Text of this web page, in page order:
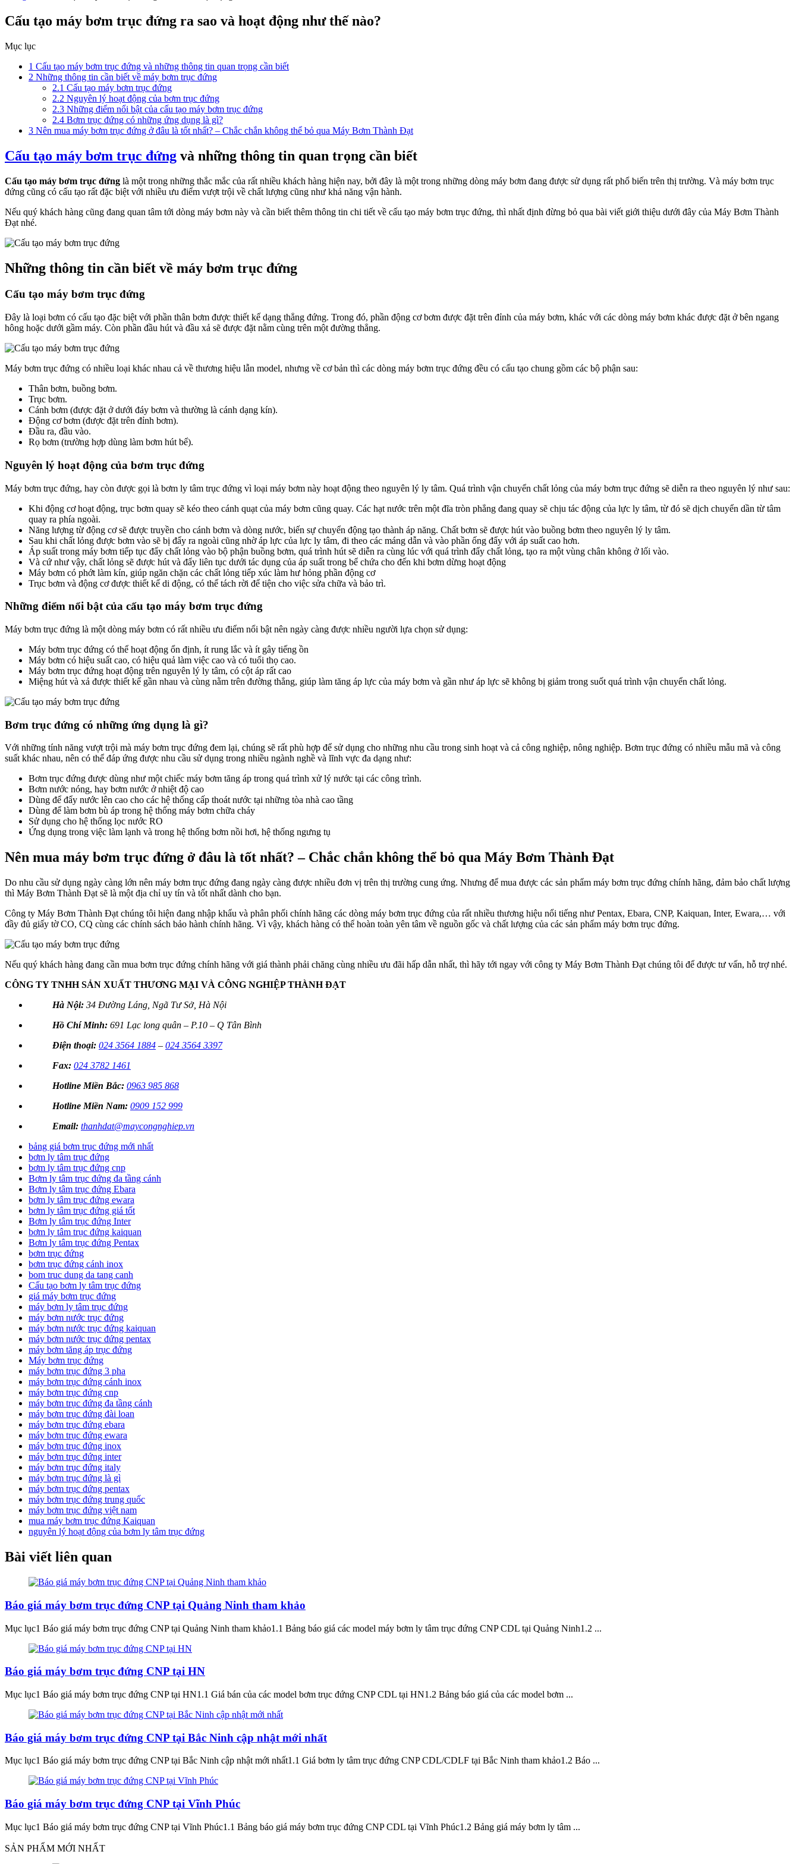
Cấu tạo máy bơm trục đứng ra sao và hoạt động như thế nào?
Mục lục
1 Cấu tạo máy bơm trục đứng và những thông tin quan trọng cần biết
2 Những thông tin cần biết về máy bơm trục đứng
2.1 Cấu tạo máy bơm trục đứng
2.2 Nguyên lý hoạt động của bơm trục đứng
2.3 Những điểm nổi bật của cấu tạo máy bơm trục đứng
2.4 Bơm trục đứng có những ứng dụng là gì?
3 Nên mua máy bơm trục đứng ở đâu là tốt nhất? – Chắc chắn không thể bỏ qua Máy Bơm Thành Đạt
Cấu tạo máy bơm trục đứng và những thông tin quan trọng cần biết
Cấu tạo máy bơm trục đứng là một trong những thắc mắc của rất nhiều khách hàng hiện nay, bởi đây là một trong những dòng máy bơm đang được sử dụng rất phổ biến trên thị trường. Và máy bơm trục
đứng cũng có cấu tạo rất đặc biệt với nhiều ưu điểm vượt trội về chất lượng cũng như khả năng vận hành.
Nếu quý khách hàng cũng đang quan tâm tới dòng máy bơm này và cần biết thêm thông tin chi tiết về cấu tạo máy bơm trục đứng, thì nhất định đừng bỏ qua bài viết giới thiệu dưới đây của Máy Bơm Thành
Đạt nhé.
Những thông tin cần biết về máy bơm trục đứng
Cấu tạo máy bơm trục đứng
Đây là loại bơm có cấu tạo đặc biệt với phần thân bơm được thiết kế dạng thẳng đứng. Trong đó, phần động cơ bơm được đặt trên đỉnh của máy bơm, khác với các dòng máy bơm khác được đặt ở bên ngang
hông hoặc dưới gầm máy. Còn phần đầu hút và đầu xả sẽ được đặt nằm cùng trên một đường thẳng.
Máy bơm trục đứng có nhiều loại khác nhau cả về thương hiệu lẫn model, nhưng về cơ bản thì các dòng máy bơm trục đứng đều có cấu tạo chung gồm các bộ phận sau:
Thân bơm, buồng bơm.
Trục bơm.
Cánh bơm (được đặt ở dưới đáy bơm và thường là cánh dạng kín).
Động cơ bơm (được đặt trên đỉnh bơm).
Đầu ra, đầu vào.
Rọ bơm (trường hợp dùng làm bơm hút bể).
Nguyên lý hoạt động của bơm trục đứng
Máy bơm trục đứng, hay còn được gọi là bơm ly tâm trục đứng vì loại máy bơm này hoạt động theo nguyên lý ly tâm. Quá trình vận chuyển chất lỏng của máy bơm trục đứng sẽ diễn ra theo nguyên lý như sau:
Khi động cơ hoạt động, trục bơm quay sẽ kéo theo cánh quạt của máy bơm cũng quay. Các hạt nước trên một đĩa tròn phẳng đang quay sẽ chịu tác động của lực ly tâm, từ đó sẽ dịch chuyển dần từ tâm
quay ra phía ngoài.
Năng lượng từ động cơ sẽ được truyền cho cánh bơm và dòng nước, biến sự chuyển động tạo thành áp năng. Chất bơm sẽ được hút vào buồng bơm theo nguyên lý ly tâm.
Sau khi chất lỏng được bơm vào sẽ bị đẩy ra ngoài cũng nhờ áp lực của lực ly tâm, đi theo các máng dẫn và vào phần ống đẩy với áp suất cao hơn.
Áp suất trong máy bơm tiếp tục đẩy chất lỏng vào bộ phận buồng bơm, quá trình hút sẽ diễn ra cùng lúc với quá trình đẩy chất lỏng, tạo ra một vùng chân không ở lối vào.
Và cứ như vậy, chất lỏng sẽ được hút và đẩy liên tục dưới tác dụng của áp suất trong bể chứa cho đến khi bơm dừng hoạt động
Máy bơm có phớt làm kín, giúp ngăn chặn các chất lỏng tiếp xúc làm hư hỏng phần động cơ
Trục bơm và động cơ được thiết kế di động, có thể tách rời để tiện cho việc sửa chữa và bảo trì.
Những điểm nổi bật của cấu tạo máy bơm trục đứng
Máy bơm trục đứng là một dòng máy bơm có rất nhiều ưu điểm nổi bật nên ngày càng được nhiều người lựa chọn sử dụng:
Máy bơm trục đứng có thể hoạt động ổn định, ít rung lắc và ít gây tiếng ồn
Máy bơm có hiệu suất cao, có hiệu quả làm việc cao và có tuổi thọ cao.
Máy bơm trục đứng hoạt động trên nguyên lý ly tâm, có cột áp rất cao
Miệng hút và xả được thiết kế gần nhau và cùng nằm trên đường thẳng, giúp làm tăng áp lực của máy bơm và gần như áp lực sẽ không bị giảm trong suốt quá trình vận chuyển chất lỏng.
Bơm trục đứng có những ứng dụng là gì?
Với những tính năng vượt trội mà máy bơm trục đứng đem lại, chúng sẽ rất phù hợp để sử dụng cho những nhu cầu trong sinh hoạt và cả công nghiệp, nông nghiệp. Bơm trục đứng có nhiều mẫu mã và công
suất khác nhau, nên có thể đáp ứng được nhu cầu sử dụng trong nhiều ngành nghề và lĩnh vực đa dạng như:
Bơm trục đứng được dùng như một chiếc máy bơm tăng áp trong quá trình xử lý nước tại các công trình.
Bơm nước nóng, hay bơm nước ở nhiệt độ cao
Dùng để đẩy nước lên cao cho các hệ thống cấp thoát nước tại những tòa nhà cao tầng
Dùng để làm bơm bù áp trong hệ thống máy bơm chữa cháy
Sử dụng cho hệ thống lọc nước RO
Ứng dụng trong việc làm lạnh và trong hệ thống bơm nồi hơi, hệ thống ngưng tụ
Nên mua máy bơm trục đứng ở đâu là tốt nhất? – Chắc chắn không thể bỏ qua Máy Bơm Thành Đạt
Do nhu cầu sử dụng ngày càng lớn nên máy bơm trục đứng đang ngày càng được nhiều đơn vị trên thị trường cung ứng. Nhưng để mua được các sản phẩm máy bơm trục đứng chính hãng, đảm bảo chất lượng
thì Máy Bơm Thành Đạt sẽ là một địa chỉ uy tín và tốt nhất dành cho bạn.
Công ty Máy Bơm Thành Đạt chúng tôi hiện đang nhập khẩu và phân phối chính hãng các dòng máy bơm trục đứng của rất nhiều thương hiệu nổi tiếng như Pentax, Ebara, CNP, Kaiquan, Inter, Ewara,… với
đầy đủ giấy tờ CO, CQ cùng các chính sách bảo hành chính hãng. Vì vậy, khách hàng có thể hoàn toàn yên tâm về nguồn gốc và chất lượng của các sản phẩm máy bơm trục đứng.
Nếu quý khách hàng đang cần mua bơm trục đứng chính hãng với giá thành phải chăng cùng nhiều ưu đãi hấp dẫn nhất, thì hãy tới ngay với công ty Máy Bơm Thành Đạt chúng tôi để được tư vấn, hỗ trợ nhé.
CÔNG TY TNHH SẢN XUẤT THƯƠNG MẠI VÀ CÔNG NGHIỆP THÀNH ĐẠT
Hà Nội: 34 Đường Láng, Ngã Tư Sở, Hà Nội
Hồ Chí Minh: 691 Lạc long quân – P.10 – Q Tân Bình
Điện thoại: 024 3564 1884 – 024 3564 3397
Fax: 024 3782 1461
Hotline Miền Bắc: 0963 985 868
Hotline Miền Nam: 0909 152 999
Email: thanhdat@maycongnghiep.vn
bảng giá bơm trục đứng mới nhất
bơm ly tâm trục đứng
bơm ly tâm trục đứng cnp
Bơm ly tâm trục đứng đa tầng cánh
Bơm ly tâm trục đứng Ebara
bơm ly tâm trục đứng ewara
bơm ly tâm trục đứng giá tốt
Bơm ly tâm trục đứng Inter
bơm ly tâm trục đứng kaiquan
Bơm ly tâm trục đứng Pentax
bơm trục đứng
bơm trục đứng cánh inox
bom truc dung da tang canh
Cấu tạo bơm ly tâm trục đứng
giá máy bơm trục đứng
máy bơm ly tâm trục đứng
máy bơm nước trục đứng
máy bơm nước trục đứng kaiquan
máy bơm nước trục đứng pentax
máy bơm tăng áp trục đứng
Máy bơm trục đứng
máy bơm trục đứng 3 pha
máy bơm trục đứng cánh inox
máy bơm trục đứng cnp
máy bơm trục đứng đa tầng cánh
máy bơm trục đứng đài loan
máy bơm trục đứng ebara
máy bơm trục đứng ewara
máy bơm trục đứng inox
máy bơm trục đứng inter
máy bơm trục đứng italy
máy bơm trục đứng là gì
máy bơm trục đứng pentax
máy bơm trục đứng trung quốc
máy bơm trục đứng việt nam
mua máy bơm trục đứng Kaiquan
nguyên lý hoạt động của bơm ly tâm trục đứng
Bài viết liên quan
Báo giá máy bơm trục đứng CNP tại Quảng Ninh tham khảo
Mục lục1 Báo giá máy bơm trục đứng CNP tại Quảng Ninh tham khảo1.1 Bảng báo giá các model máy bơm ly tâm trục đứng CNP CDL tại Quảng Ninh1.2 ...
Báo giá máy bơm trục đứng CNP tại HN
Mục lục1 Báo giá máy bơm trục đứng CNP tại HN1.1 Giá bán của các model bơm trục đứng CNP CDL tại HN1.2 Bảng báo giá của các model bơm ...
Báo giá máy bơm trục đứng CNP tại Bắc Ninh cập nhật mới nhất
Mục lục1 Báo giá máy bơm trục đứng CNP tại Bắc Ninh cập nhật mới nhất1.1 Giá bơm ly tâm trục đứng CNP CDL/CDLF tại Bắc Ninh tham khảo1.2 Báo ...
Báo giá máy bơm trục đứng CNP tại Vĩnh Phúc
Mục lục1 Báo giá máy bơm trục đứng CNP tại Vĩnh Phúc1.1 Bảng báo giá máy bơm trục đứng CNP CDL tại Vĩnh Phúc1.2 Bảng giá máy bơm ly tâm ...
SẢN PHẨM MỚI NHẤT